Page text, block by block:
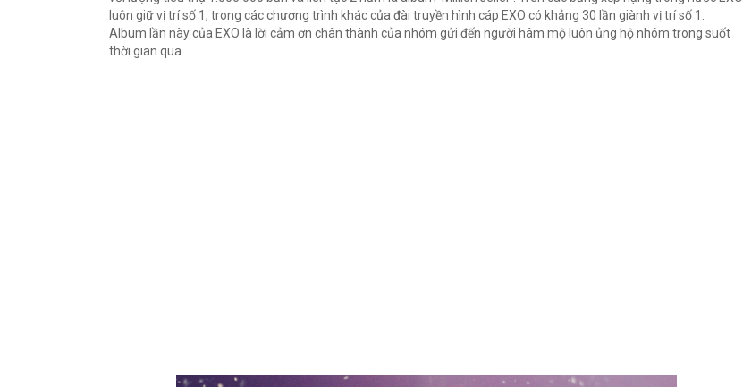
luôn giữ vị trí số 1, trong các chương trình khác của đài truyền hình cáp EXO có khảng 30 lần giành vị trí số 1.
Album lần này của EXO là lời cảm ơn chân thành của nhóm gửi đến người hâm mộ luôn ủng hộ nhóm trong suốt
thời gian qua.